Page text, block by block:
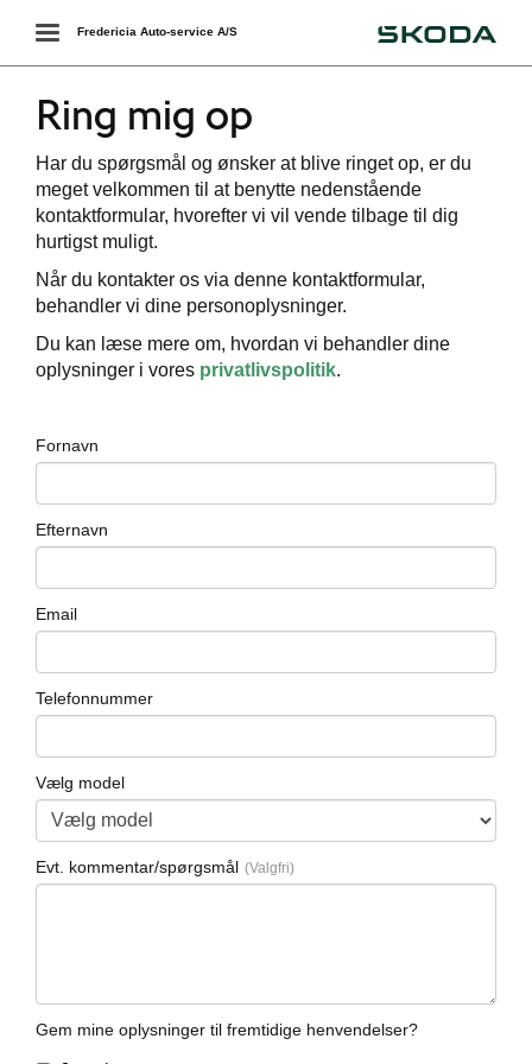
Toggle
navigation
Fredericia Auto-service A/S
Ring mig op
Har du spørgsmål og ønsker at blive ringet op, er du
meget velkommen til at benytte nedenstående
kontaktformular, hvorefter vi vil vende tilbage til dig
hurtigst muligt.
Når du kontakter os via denne kontaktformular,
behandler vi dine personoplysninger.
Du kan læse mere om, hvordan vi behandler dine
oplysninger i vores privatlivspolitik.
Fornavn
Efternavn
Email
Telefonnummer
Vælg model
Evt. kommentar/spørgsmål
Gem mine oplysninger til fremtidige henvendelser?